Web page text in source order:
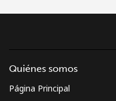
Quiénes somos
Página Principal